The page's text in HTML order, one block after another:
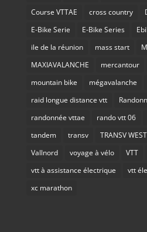
Course VTTAE
cross country
E-Bike Serie
E-Bike Series
ile de la réunion
mass start
MAXIAVALANCHE
mercantour
mountain bike
mégavalanche
raid longue distance vtt
randonnée vttae
rando vtt 06
tandem
transv TRANSV WEST
Vallnord
voyage à vélo VTT
vtt à assistance électrique
vtt
xc marathon